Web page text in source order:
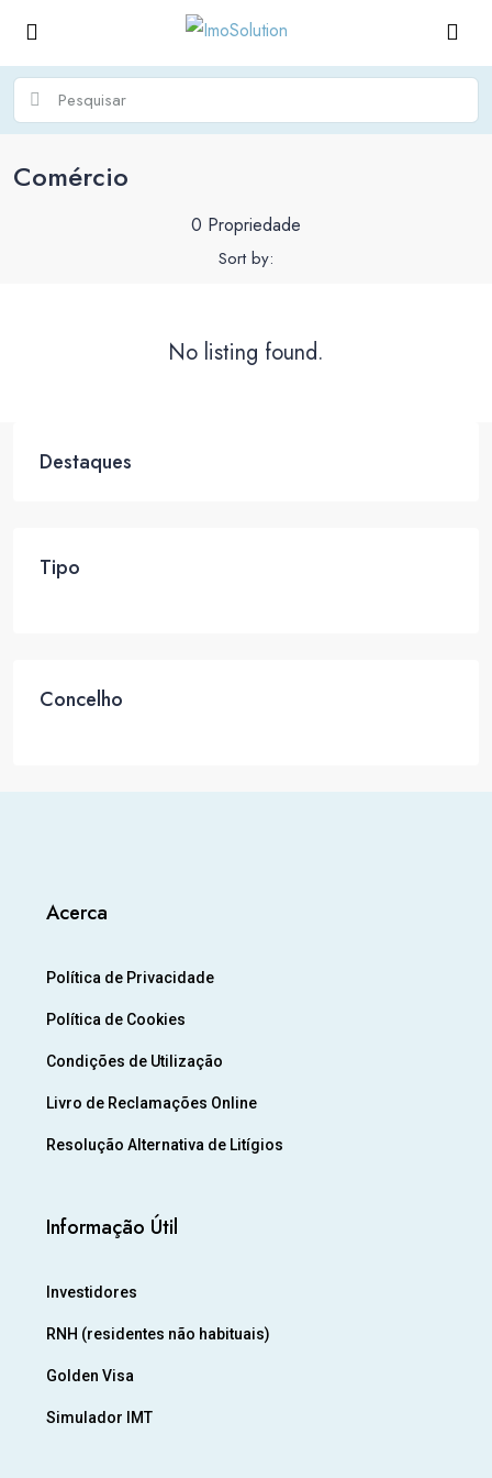
Comércio
0 Propriedade
Sort by:
No listing found.
Destaques
Tipo
Concelho
Acerca
Política de Privacidade
Política de Cookies
Condições de Utilização
Livro de Reclamações Online
Resolução Alternativa de Litígios
Informação Útil
Investidores
RNH (residentes não habituais)
Golden Visa
Simulador IMT